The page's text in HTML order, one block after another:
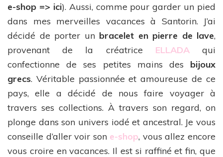
e-shop => ici). Aussi, comme pour garder un pied
dans mes merveilles vacances à Santorin. J’ai
décidé de porter unbracelet en pierre de lave,
provenant de la créatrice ELLADAqui
confectionne de ses petites mains des bijoux
grecs. Véritable passionnée et amoureuse de ce
pays, elle a décidé de nous faire voyager à
travers ses collections. À travers son regard, on
plonge dans son univers iodé et ancestral. Je vous
conseille d’aller voir son e-shop, vous allez encore
vous croire en vacances. Il est si raffiné et fin, que